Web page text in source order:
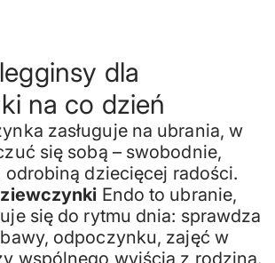
dla
na co dzień
zasługuje na ubrania, w
się sobą – swobodnie,
dziecięcej radości.
Endo to ubranie,
się do rytmu dnia: sprawdza
odpoczynku, zajęć w
wspólnego wyjścia z rodziną.